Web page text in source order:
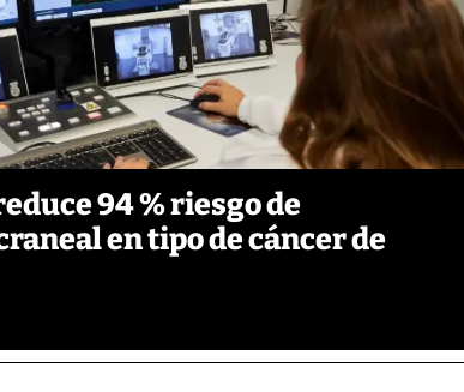
94 % riesgo de
en tipo de cáncer de